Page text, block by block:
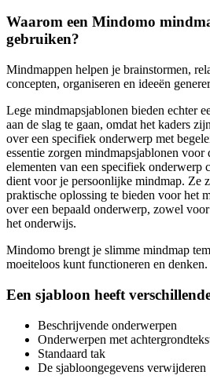
Waarom een Mindomo
gebruiken?
Mindmappen helpen je brainstormen,
concepten, organiseren en ideeën
Lege mindmapsjablonen bieden echter
aan de slag te gaan, omdat het kaders
over een specifiek onderwerp met
essentie zorgen mindmapsjablonen voor
elementen van een specifiek onderwerp
dient voor je persoonlijke mindmap. Ze
praktische oplossing te bieden voor het
over een bepaald onderwerp, zowel
het onderwijs.
Mindomo brengt je slimme mindmap
moeiteloos kunt functioneren en denken.
Een sjabloon heeft
Beschrijvende onderwerpen
Onderwerpen met
Standaard tak
De sjabloongegevens verwijderen